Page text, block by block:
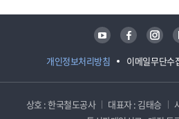
개인정보처리방침 이메일무단수
유튜브 페이스북 인스타그램
상호 : 한국철도공사 대표자 : 김태승